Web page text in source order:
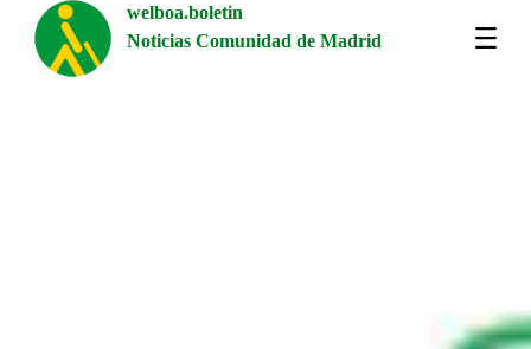
welboa.boletin
Noticias Comunidad de Madrid